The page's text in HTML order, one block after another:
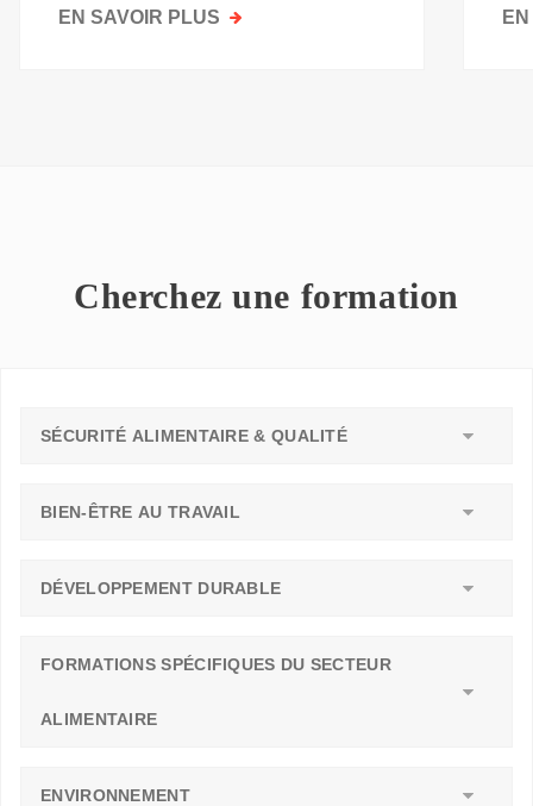
EN SAVOIR PLUS SUR
Cherchez une formation
SÉCURITÉ ALIMENTAIRE & QUALITÉ
BIEN-ÊTRE AU TRAVAIL
DÉVELOPPEMENT DURABLE
FORMATIONS SPÉCIFIQUES DU SECTEUR
ALIMENTAIRE
ENVIRONNEMENT